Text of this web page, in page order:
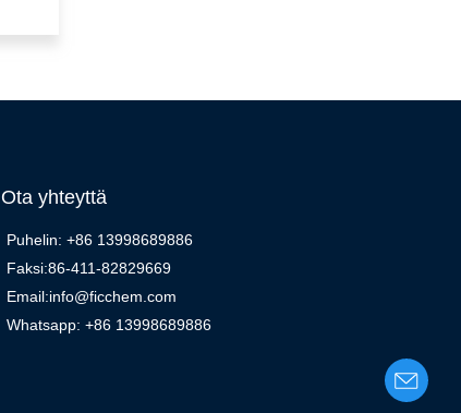
Ota yhteyttä
Puhelin: +86 13998689886
Faksi:86-411-82829669
Email:info@ficchem.com
Whatsapp: +86 13998689886